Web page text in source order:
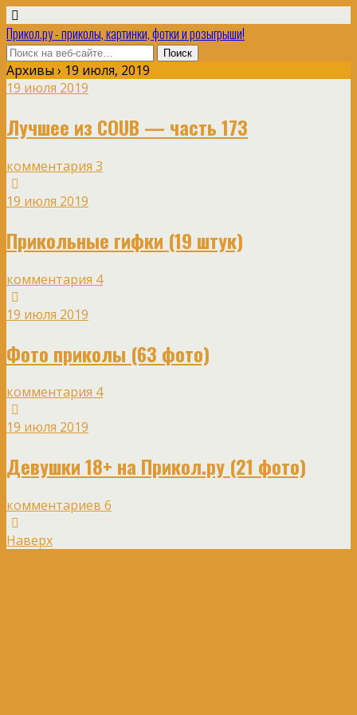
Прикол.ру - приколы, картинки, фотки и розыгрыши!
Архивы › 19 июля, 2019
19 июля 2019
Лучшее из COUB — часть 173
комментария 3
19 июля 2019
Прикольные гифки (19 штук)
комментария 4
19 июля 2019
Фото приколы (63 фото)
комментария 4
19 июля 2019
Девушки 18+ на Прикол.ру (21 фото)
комментариев 6
Наверх